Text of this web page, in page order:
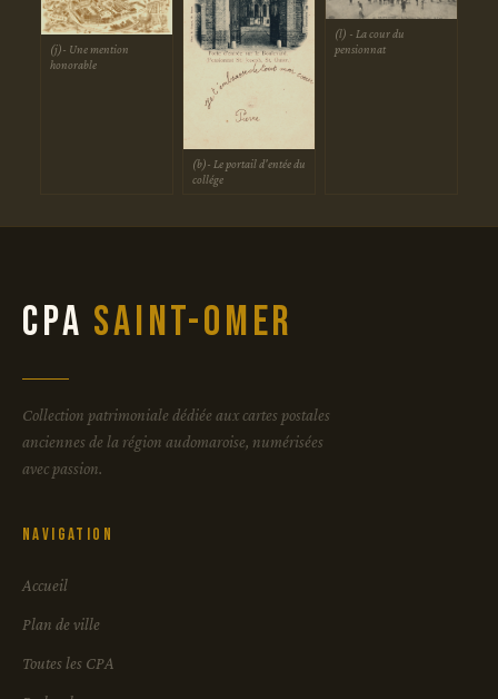
(j)- Une mention
honorable
(b)- Le portail d'entée du
collége
(l) - La cour du
pensionnat
CPA Saint-Omer
Collection patrimoniale dédiée aux cartes postales
anciennes de la région audomaroise, numérisées
avec passion.
Navigation
Accueil
Plan de ville
Toutes les CPA